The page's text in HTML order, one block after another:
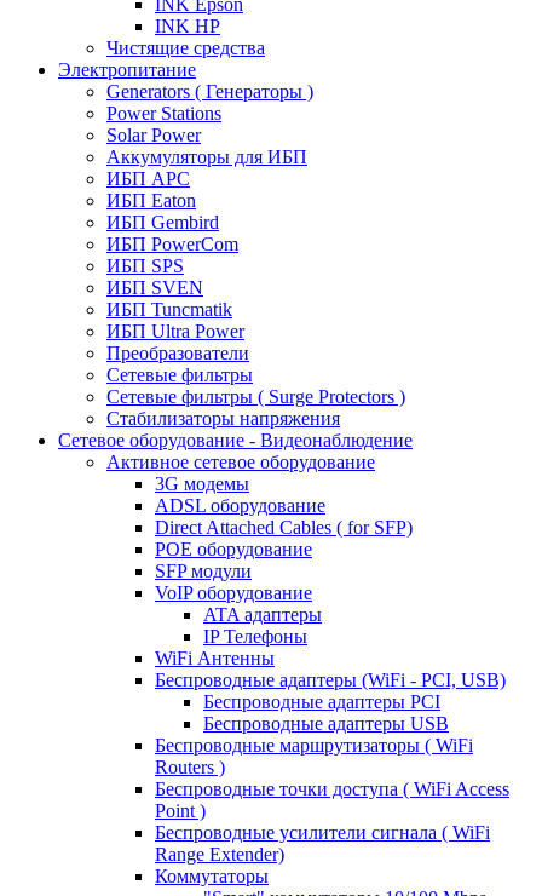
INK Epson
INK HP
Чистящие средства
Электропитание
Generators ( Генераторы )
Power Stations
Solar Power
Аккумуляторы для ИБП
ИБП APC
ИБП Eaton
ИБП Gembird
ИБП PowerCom
ИБП SPS
ИБП SVEN
ИБП Tuncmatik
ИБП Ultra Power
Преобразователи
Сетевые фильтры
Сетевые фильтры ( Surge Protectors )
Стабилизаторы напряжения
Сетевое оборудование - Видеонаблюдение
Активное сетевое оборудование
3G модемы
ADSL оборудование
Direct Attached Cables ( for SFP)
POE оборудование
SFP модули
VoIP оборудование
ATA адаптеры
IP Телефоны
WiFi Антенны
Беспроводные адаптеры (WiFi - PCI, USB)
Беспроводные адаптеры PCI
Беспроводные адаптеры USB
Беспроводные маршрутизаторы ( WiFi
Routers )
Беспроводные точки доступа ( WiFi Access
Point )
Беспроводные усилители сигнала ( WiFi
Range Extender)
Коммутаторы